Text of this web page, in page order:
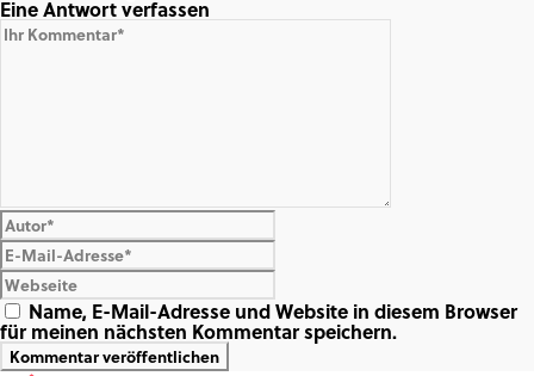
Eine Antwort verfassen
Name, E-Mail-Adresse und Website in diesem Browser
für meinen nächsten Kommentar speichern.